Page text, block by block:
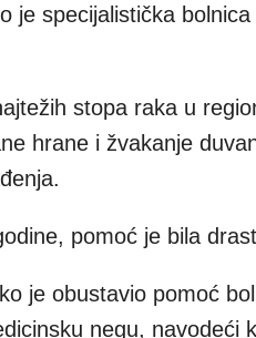
je specijalistička
stopa raka u
hrane i žvakanje
pomoć je bila
je obustavio pomoć
negu, navodeći